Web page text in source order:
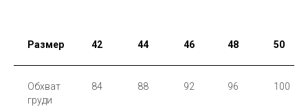
Размер 42 44 46 48 50
Обхват
груди
84 88 92 96 100